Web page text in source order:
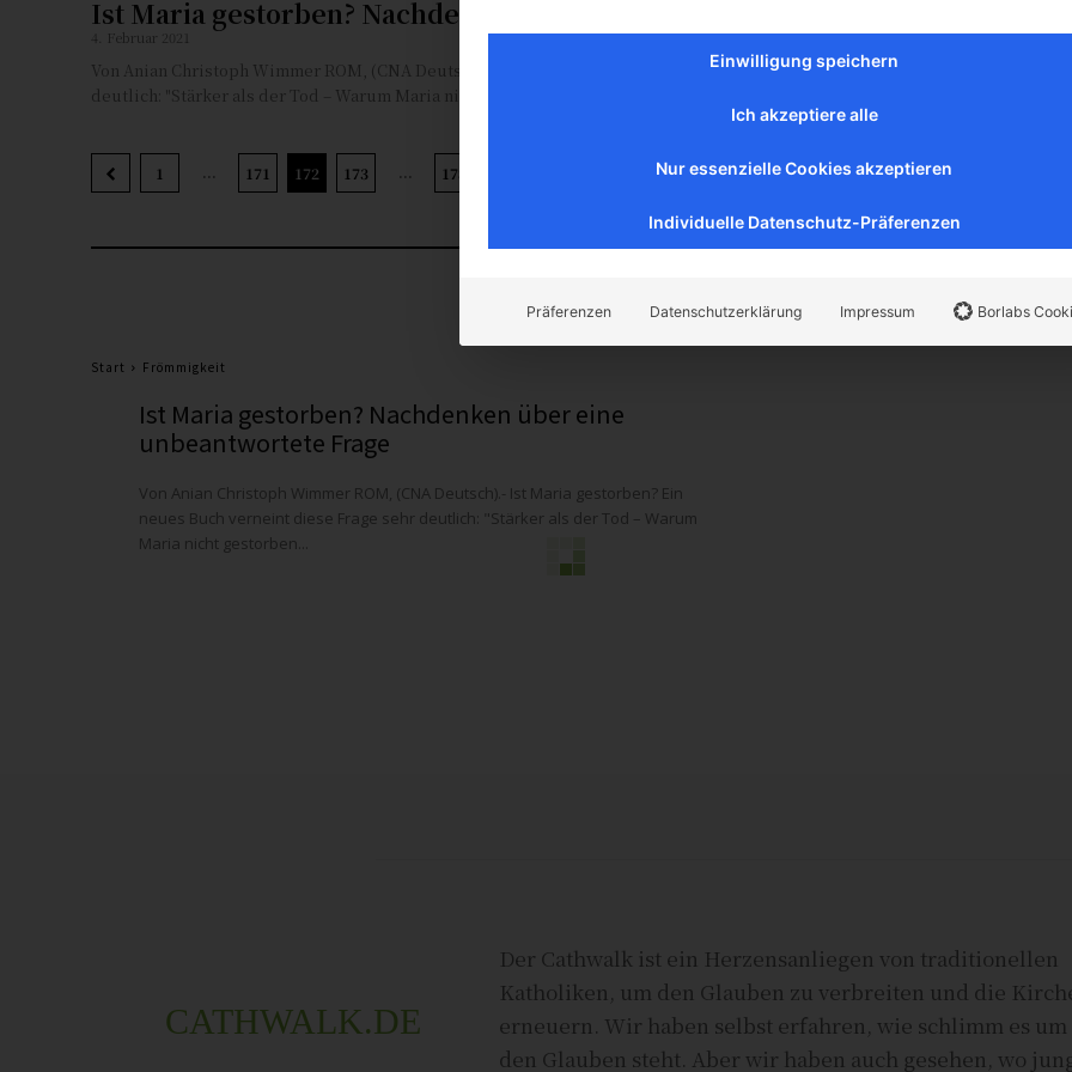
Ist Maria gestorben? Nachdenken über eine unbeantwortete Frage
4. Februar 2021
Von Anian Christoph Wimmer ROM, (CNA Deutsch).- Ist Maria gestorben? Ein neues Buch verneint diese Frage sehr
deutlich: "Stärker als der Tod – Warum Maria nicht gestorben...
1 ... 171 172 173 ... 178 Seite 172 von 178
Start Frömmigkeit
Ist Maria gestorben? Nachdenken über eine
unbeantwortete Frage
Von Anian Christoph Wimmer ROM, (CNA Deutsch).- Ist Maria gestorben? Ein
neues Buch verneint diese Frage sehr deutlich: "Stärker als der Tod – Warum
Maria nicht gestorben...
CATHWALK.DE
Der Cathwalk ist ein Herzensanliegen von traditionellen
Katholiken, um den Glauben zu verbreiten und die
erneuern. Wir haben selbst erfahren, wie schlimm es um
den Glauben steht. Aber wir haben auch gesehen, wo
Einwilligung speichern
Ich akzeptiere alle
Nur essenzielle Cookies akzeptieren
Individuelle Datenschutz-Präferenzen
Präferenzen Datenschutzerklärung Impressum Borlabs